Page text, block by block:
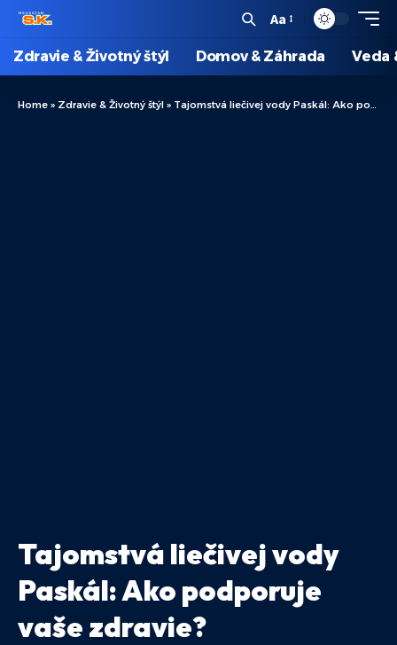
Aa
Zdravie & Životný štýl Domov & Záhrada Veda
Home » Zdravie & Životný štýl » Tajomstvá liečivej vody Paskál: Ako podporuje vaše zdravie?
Tajomstvá liečivej vody
Paskál: Ako podporuje
vaše zdravie?